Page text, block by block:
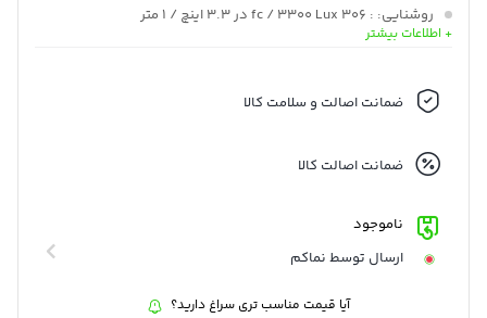
روشنایی: : 306 fc / 3300 Lux در 3.3 اینچ / 1 متر
حالت‌های رنگی:
تنظیم روشنایی:
نوع کنترل از راه دور بی‌سیم:
+ اطلاعات بیشتر
ضمانت اصالت و سلامت کالا
ضمانت اصالت کالا
ناموجود
ارسال توسط نماکم
آیا قیمت مناسب تری سراغ دارید؟